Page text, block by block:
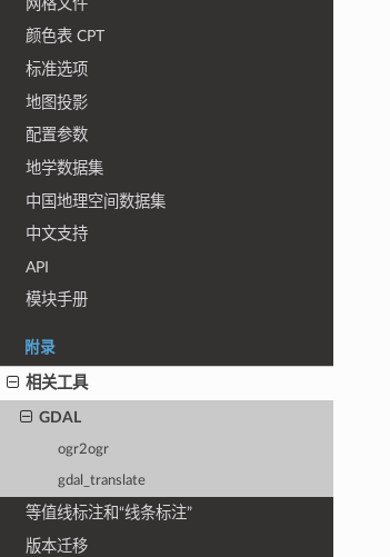
网格文件
颜色表 CPT
标准选项
地图投影
配置参数
地学数据集
中国地理空间数据集
中文支持
API
模块手册
附录
相关工具
GDAL
ogr2ogr
gdal_translate
等值线标注和“线条标注”
版本迁移